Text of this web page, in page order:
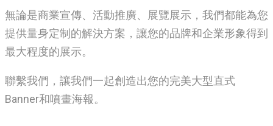
無論是商業宣傳、活動推廣、展覽展示，我們都能為您
提供量身定制的解決方案，讓您的品牌和企業形象得到
最大程度的展示。
聯繫我們，讓我們一起創造出您的完美大型直式
Banner和噴畫海報。